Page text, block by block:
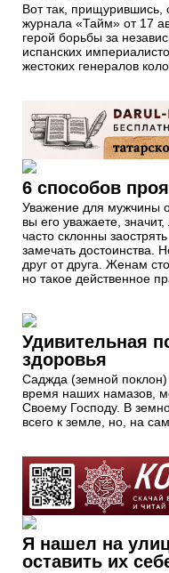
Вот так, прищурившись,
журнала «Тайм» от 17
герой борьбы за
испанских
жестоких генералов
6 способов
Уважение для мужчины
вы его уважаете,
часто склонны
замечать достоинства.
друг от друга. Женам
но такое действенное
Удивительная
здоровья
Саджда (земной
время наших намазов,
Своему Господу. В
всего к земле, но, на
Я нашел на
оставить их